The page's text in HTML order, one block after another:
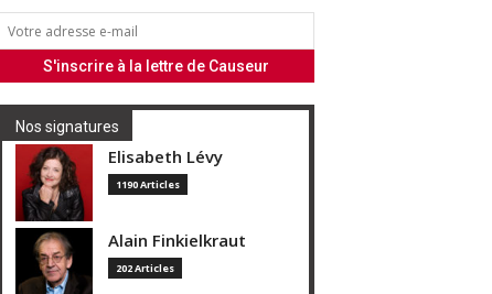
Nos signatures
Elisabeth Lévy
1190 Articles
Alain Finkielkraut
202 Articles